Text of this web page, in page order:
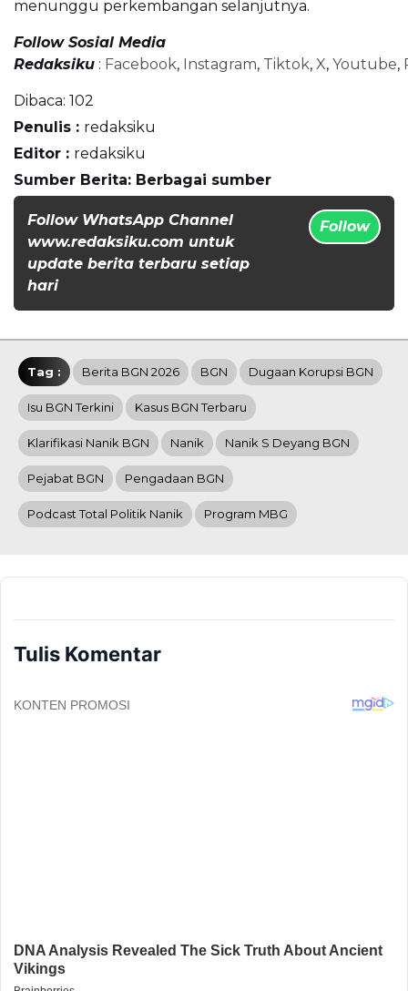
menunggu perkembangan selanjutnya.
Follow Sosial Media
Redaksiku : Facebook, Instagram, Tiktok, X, Youtube,
Dibaca: 102
Penulis : redaksiku
Editor : redaksiku
Sumber Berita: Berbagai sumber
Follow WhatsApp Channel
www.redaksiku.com untuk
update berita terbaru setiap
hari
Follow
Tag : Berita BGN 2026 BGN Dugaan Korupsi BGN
Isu BGN Terkini Kasus BGN Terbaru
Klarifikasi Nanik BGN Nanik Nanik S Deyang BGN
Pejabat BGN Pengadaan BGN
Podcast Total Politik Nanik Program MBG
Tulis Komentar